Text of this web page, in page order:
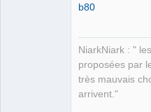
b80
NiarkNiark : "
proposées par
très mauvais
arrivent."